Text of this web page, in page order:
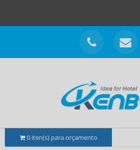
0 iten(s) para orçamento